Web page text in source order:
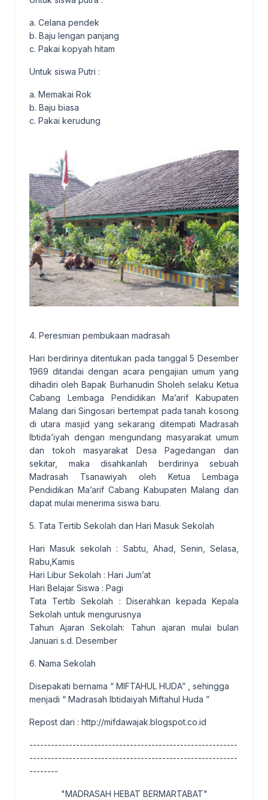
a. Celana pendek
b. Baju lengan panjang
c. Pakai kopyah hitam
Untuk siswa Putri :
a. Memakai Rok
b. Baju biasa
c. Pakai kerudung
4. Peresmian pembukaan madrasah
Hari berdirinya ditentukan pada tanggal 5 Desember
1969 ditandai dengan acara pengajian umum yang
dihadiri oleh Bapak Burhanudin Sholeh selaku Ketua
Cabang Lembaga Pendidikan Ma’arif Kabupaten
Malang dari Singosari bertempat pada tanah kosong
di utara masjid yang sekarang ditempati Madrasah
Ibtida’iyah dengan mengundang masyarakat umum
dan tokoh masyarakat Desa Pagedangan dan
sekitar, maka disahkanlah berdirinya sebuah
Madrasah Tsanawiyah oleh Ketua Lembaga
Pendidikan Ma’arif Cabang Kabupaten Malang dan
dapat mulai menerima siswa baru.
5. Tata Tertib Sekolah dan Hari Masuk Sekolah
Hari Masuk sekolah : Sabtu, Ahad, Senin, Selasa,
Rabu,Kamis
Hari Libur Sekolah : Hari Jum’at
Hari Belajar Siswa : Pagi
Tata Tertib Sekolah : Diserahkan kepada Kepala
Sekolah untuk mengurusnya
Tahun Ajaran Sekolah: Tahun ajaran mulai bulan
Januari s.d. Desember
6. Nama Sekolah
Disepakati bernama “ MIFTAHUL HUDA” , sehingga
menjadi “ Madrasah Ibtidaiyah Miftahul Huda ”
Repost dari : http://mifdawajak.blogspot.co.id
----------------------------------------------------------
----------------------------------------------------------
--------
"MADRASAH HEBAT BERMARTABAT"